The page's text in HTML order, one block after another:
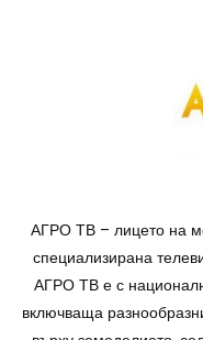
АГРО ТВ – лицето на
специализирана
АГРО ТВ е с
включваща